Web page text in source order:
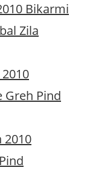
Bikarmi
Zila
Greh Pind
2010